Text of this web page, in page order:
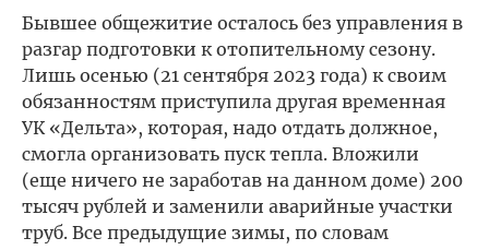
Бывшее общежитие осталось без управления в
разгар подготовки к отопительному сезону.
Лишь осенью (21 сентября 2023 года) к своим
обязанностям приступила другая временная
УК «Дельта», которая, надо отдать должное,
смогла организовать пуск тепла. Вложили
(еще ничего не заработав на данном доме) 200
тысяч рублей и заменили аварийные участки
труб. Все предыдущие зимы, по словам